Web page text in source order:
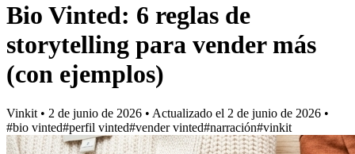
Bio Vinted: 6 reglas de
storytelling para vender más
(con ejemplos)
Vinkit • 2 de junio de 2026 • Actualizado el 2 de junio de 2026 •
#bio vinted#perfil vinted#vender vinted#narración#vinkit